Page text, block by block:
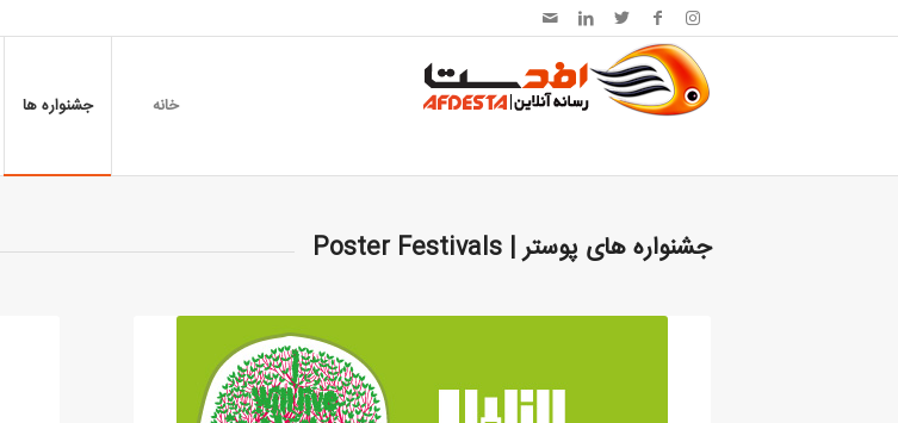
خانه جشنواره ها
جشنواره های پوستر | Poster Festivals